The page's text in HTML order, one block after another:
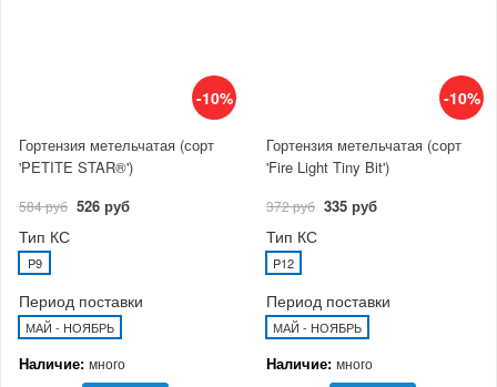
-10%
Гортензия метельчатая (сорт
'PETITE STAR®')
584 руб 526 руб
Тип КС
P9
Период поставки
МАЙ - НОЯБРЬ
Наличие: много
-10%
Гортензия метельчатая (сорт
'Fire Light Tiny Bit')
372 руб 335 руб
Тип КС
P12
Период поставки
МАЙ - НОЯБРЬ
Наличие: много